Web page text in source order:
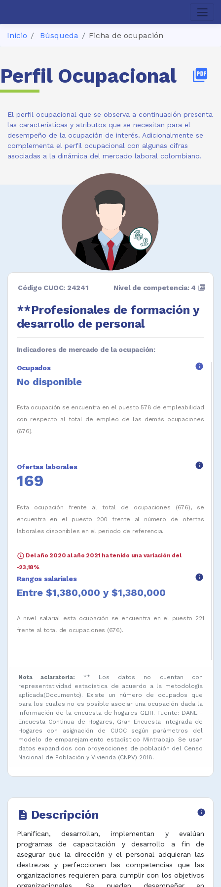
Inicio Búsqueda Ficha de ocupación
Perfil Ocupacional picture_as_pdf
El perfil ocupacional que se observa a continuación presenta
las características y atributos que se necesitan para el
desempeño de la ocupación de interés. Adicionalmente se
complementa el perfil ocupacional con algunas cifras
asociadas a la dinámica del mercado laboral colombiano.
Código CUOC: 24241
**Profesionales de formación y
desarrollo de personal
Nivel de competencia: 4 picture_as_pdf
Indicadores de mercado de la ocupación:
Ocupados info
No disponible
Esta ocupación se encuentra en el puesto 578 de empleabilidad
con respecto al total de empleo de las demás ocupaciones
(676).
Ofertas laborales info
169
Esta ocupación frente al total de ocupaciones (676), se
encuentra en el puesto 200 frente al número de ofertas
laborales disponibles en el periodo de referencia.
arrow_circle_down Del año 2020 al año 2021 ha tenido una variación del
-23,18%
Rangos salariales info
Entre $1,380,000 y $1,380,000
A nivel salarial esta ocupación se encuentra en el puesto 221
frente al total de ocupaciones (676).
Nota aclaratoria:
** Los datos no cuentan con
representatividad estadística de acuerdo a la metodología
aplicada(Documento). Existe un número de ocupados que
para los cuales no es posible asociar una ocupación dada la
información de la encuesta de hogares GEIH. Fuente: DANE -
Encuesta Continua de Hogares, Gran Encuesta Integrada de
Hogares con asignación de CUOC según parámetros del
modelo de emparejamiento estadístico Mintrabajo. Se usan
datos expandidos con proyecciones de población del Censo
Nacional de Población y Vivienda (CNPV) 2018.
description Descripción info
Planifican, desarrollan, implementan y evalúan
programas de capacitación y desarrollo a fin de
asegurar que la dirección y el personal adquieran las
destrezas y perfeccionen las competencias que las
organizaciones requieren para cumplir con los objetivos
organizacionales. Se pueden desempeñar en